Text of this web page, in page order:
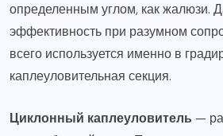
определенным углом, как жалюзи.
эффективность при разумном
всего используется именно в
каплеуловительная секция.
Циклонный каплеуловитель —